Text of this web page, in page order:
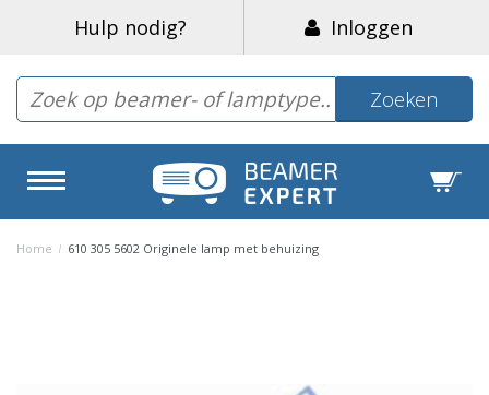
Hulp nodig? Inloggen
Zoeken
Home / 610 305 5602 Originele lamp met behuizing